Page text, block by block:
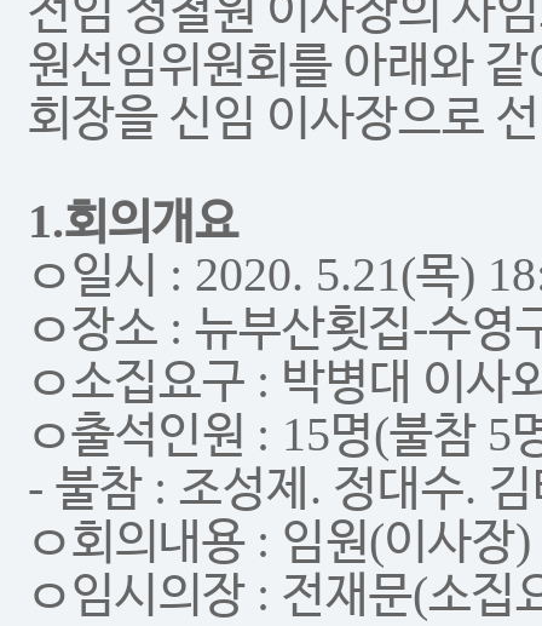
전임 정철원 이사장의 사
원선임위원회를 아래와
회장을 신임 이사장으로
1.회의개요
ㅇ일시 : 2020. 5.21(목)
ㅇ장소 : 뉴부산횟집-수영
ㅇ소집요구 : 박병대 이사
ㅇ출석인원 : 15명(불참 5
- 불참 : 조성제 . 정대수.
ㅇ회의내용 : 임원(이사장)
ㅇ임시의장 : 전재문(소집